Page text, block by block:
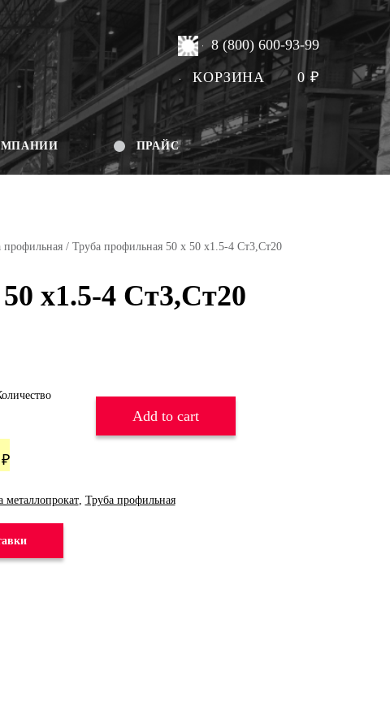
8 (800) 600-93-99
КОРЗИНА 0₽
ПРАЙС
профильная/ Труба профильная 50 х 50 х1.5-4 Ст3,Ст20
х1.5-4 Ст3,Ст20
₽
Add to cart
металлопрокат, Труба профильная